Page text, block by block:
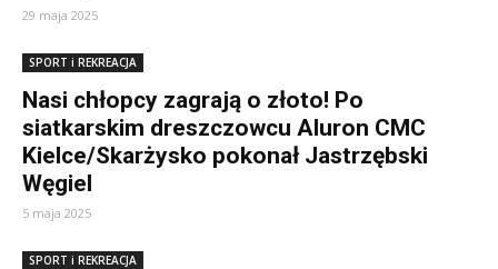
29 maja 2025
SPORT i REKREACJA
Nasi chłopcy zagrają o złoto! Po
siatkarskim dreszczowcu Aluron CMC
Kielce/Skarżysko pokonał Jastrzębski
Węgiel
5 maja 2025
SPORT i REKREACJA